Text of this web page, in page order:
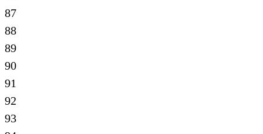
87
88
89
90
91
92
93